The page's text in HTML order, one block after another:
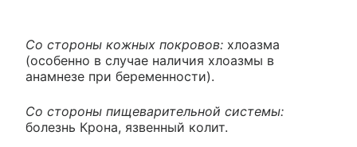
Со стороны кожных покровов: хлоазма
(особенно в случае наличия хлоазмы в
анамнезе при беременности).
Со стороны пищеварительной системы:
болезнь Крона, язвенный колит.